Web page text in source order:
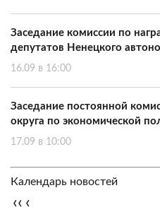
Заседание комиссии по
депутатов Ненецкого
16.09 в 16:00
Заседание постоянной
округа по экономической
17.09 в 10:00
Календарь новостей
‹‹ ‹